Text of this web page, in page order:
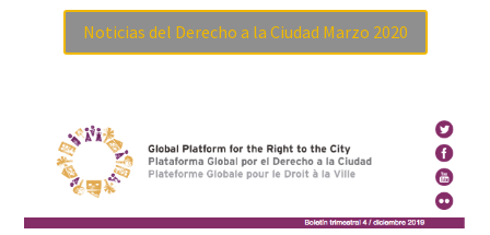
Noticias del Derecho a la Ciudad Marzo 2020